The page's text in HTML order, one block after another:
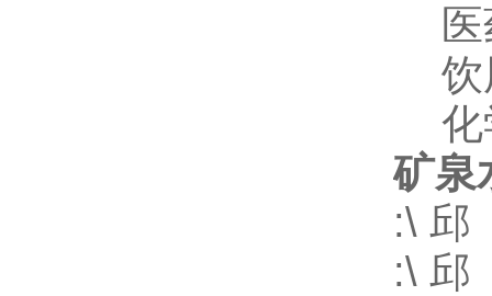
医
饮
化
矿泉
:\ 邱
:\ 邱